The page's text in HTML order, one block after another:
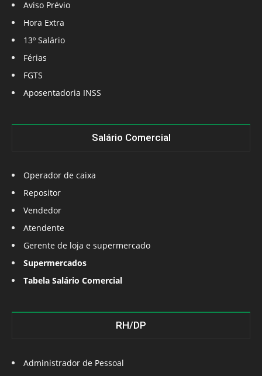
Aviso Prévio
Hora Extra
13º Salário
Férias
FGTS
Aposentadoria INSS
Salário Comercial
Operador de caixa
Repositor
Vendedor
Atendente
Gerente de loja e supermercado
Supermercados
Tabela Salário Comercial
RH/DP
Administrador de Pessoal